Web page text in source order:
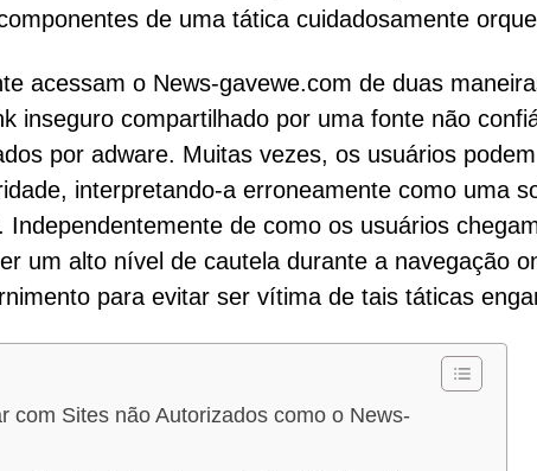
de uma tática cuidadosamente
acessam o News-gavewe.com de duas
inseguro compartilhado por uma fonte não
por adware. Muitas vezes, os usuários
interpretando-a erroneamente como uma
Independentemente de como os usuários
um alto nível de cautela durante a navegação
para evitar ser vítima de tais táticas
com Sites não Autorizados como o News-